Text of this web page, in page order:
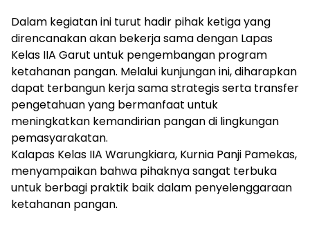
Dalam kegiatan ini turut hadir pihak ketiga yang
direncanakan akan bekerja sama dengan Lapas
Kelas IIA Garut untuk pengembangan program
ketahanan pangan. Melalui kunjungan ini, diharapkan
dapat terbangun kerja sama strategis serta transfer
pengetahuan yang bermanfaat untuk
meningkatkan kemandirian pangan di lingkungan
pemasyarakatan.
Kalapas Kelas IIA Warungkiara, Kurnia Panji Pamekas,
menyampaikan bahwa pihaknya sangat terbuka
untuk berbagi praktik baik dalam penyelenggaraan
ketahanan pangan.